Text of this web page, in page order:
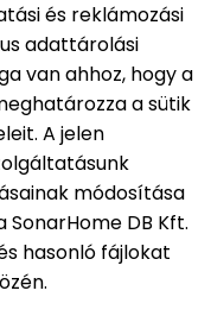
és reklámozási
adattárolási
van ahhoz, hogy a
a sütik
A jelen
módosítása
SonarHome DB Kft.
hasonló fájlokat